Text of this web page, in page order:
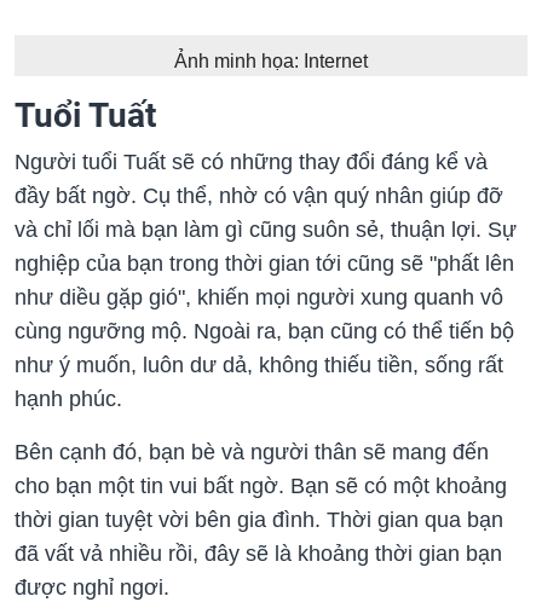
Ảnh minh họa: Internet
Tuổi Tuất
Người tuổi Tuất sẽ có những thay đổi đáng kể và
đầy bất ngờ. Cụ thể, nhờ có vận quý nhân giúp đỡ
và chỉ lối mà bạn làm gì cũng suôn sẻ, thuận lợi. Sự
nghiệp của bạn trong thời gian tới cũng sẽ "phất lên
như diều gặp gió", khiến mọi người xung quanh vô
cùng ngưỡng mộ. Ngoài ra, bạn cũng có thể tiến bộ
như ý muốn, luôn dư dả, không thiếu tiền, sống rất
hạnh phúc.
Bên cạnh đó, bạn bè và người thân sẽ mang đến
cho bạn một tin vui bất ngờ. Bạn sẽ có một khoảng
thời gian tuyệt vời bên gia đình. Thời gian qua bạn
đã vất vả nhiều rồi, đây sẽ là khoảng thời gian bạn
được nghỉ ngơi.